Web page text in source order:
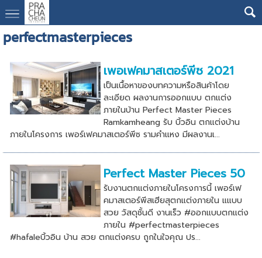
perfectmasterpieces
เพอเฟคมาสเตอร์พีซ 2021
เป็นเนื้อหาของบทความหรือสินค้าโดย
ละเอียด ผลงานการออกแบบ ตกแต่ง
ภายในบ้าน Perfect Master Pieces
Ramkamheang รับ บิ้วอิน ตกแต่งบ้าน
ภายในโครงการ เพอร์เฟคมาสเตอร์พีซ รามคำแหง มีผลงานเ...
Perfect Master Pieces 50
รับงานตกแต่งภายในโครงการนี้ เพอร์เฟ
คมาสเตอร์พีสเฮียสุตกแต่งภายใน แแบบ
สวย วัสดุชั้นดี งานเร็ว #ออกแบบตกแต่ง
ภายใน #perfectmasterpieces
#hafaleบิ้วอิน บ้าน สวย ตกแต่งครบ ถูกในใจคุณ ปร...